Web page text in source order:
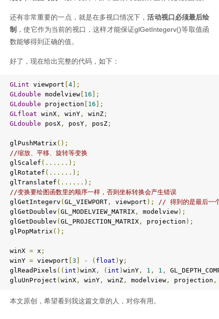
还有非常重要的一点，就是在多视口情况下，活动视口必须最后绘
制 ，使它作为当前的视口，这样才能保证glGetIntegerv()等取值函
数能够得到正确的值。
好了，现在给出完整的代码，如下：
GLint viewport 4 ];
GLdouble modelview 16 ];
GLdouble projection 16 ];
GLfloat winX , winY , winZ ;
GLdouble posX , posY , posZ ;
glPushMatrix ();
//缩放、平移、旋转等变换
glScalef (......);
glRotatef (......);
glTranslatef (......);
//变换要绘图函数里的顺序一样，否则坐标转换会产生错误
glGetIntegerv ( GL_VIEWPORT , viewport );
// 得到的是最后
glGetDoublev ( GL_MODELVIEW_MATRIX , modelview);
glGetDoublev ( GL_PROJECTION_MATRIX , projection );
glPopMatrix ();
winX = x ;
winY = viewport 3 - ( float ) y ;
glReadPixels (( int ) winX , ( int ) winY , 1 , 1 ,
gluUnProject ( winX , winY , winZ , modelview , projection ,
本文原创，希望看到我这篇文章的人，对你有用。